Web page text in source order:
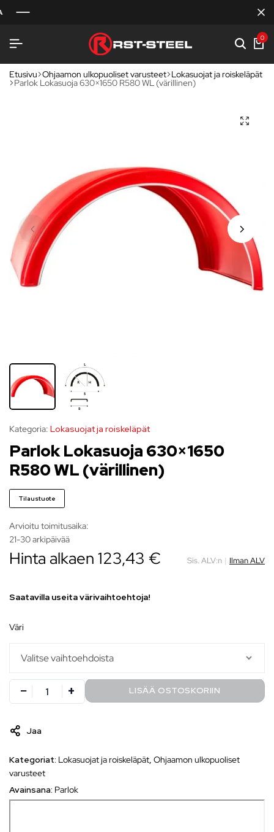
0
Etusivu Ohjaamon ulkopuoliset varusteet Lokasuojat ja roiskeläpät
Parlok Lokasuoja 630×1650 R580 WL (värillinen)
Kategoria: Lokasuojat ja roiskeläpät
Parlok Lokasuoja 630×1650
R580 WL (värillinen)
Tilaustuote
Arvioitu toimitusaika:
21-30 arkipäivää
Hinta alkaen 123,43 € Sis. ALV:n | Ilman ALV
Saatavilla useita värivaihtoehtoja!
väri
LISÄÄ OSTOSKORIIN
Jaa
Kategoriat: Lokasuojat ja roiskeläpät, Ohjaamon ulkopuoliset
varusteet
Avainsana: Parlok